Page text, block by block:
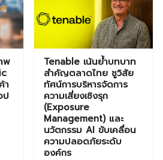
พ
า
ป
Tenable เน้นย้ำบทบาท
สำคัญตลาดไทย ชูวิสัย
ทัศน์การบริหารจัดการ
ความเสี่ยงเชิงรุก
(Exposure
Management) และ
นวัตกรรม AI ขับเคลื่อน
ความปลอดภัยระดับ
องค์กร